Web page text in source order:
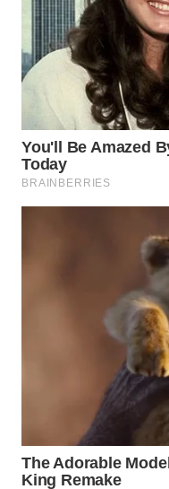
WAHANANEWS
ID
WAHANANEWS
CO ID
WAHANANEWS
NET
WAHANA
PERSONA